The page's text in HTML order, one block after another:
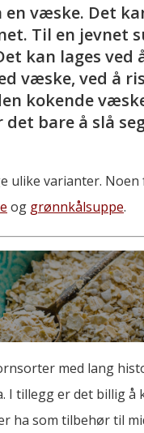
en væske. Det
Til en jevnet
kan lages ved
væske, ved å
kokende
bare å slå
ulike varianter.
og grønnkålsuppe.
med lang
I tillegg er det billig å
ha som tilbehør til